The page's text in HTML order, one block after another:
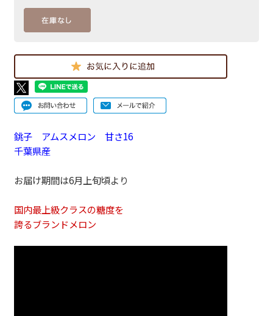
銚子 アムスメロン 甘さ16
千葉県産
お届け期間は6月上旬頃より
国内最上級クラスの糖度を
誇るブランドメロン